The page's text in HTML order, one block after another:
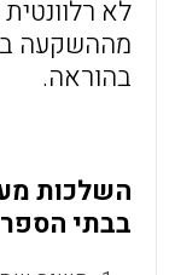
לא
מההשקעה
בהוראה.
השלכות
בבתי הספר